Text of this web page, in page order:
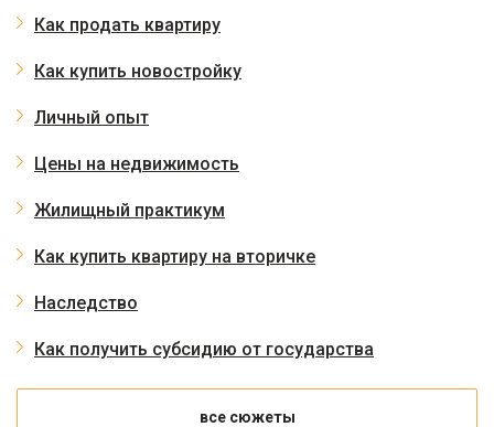
Как продать квартиру
Как купить новостройку
Личный опыт
Цены на недвижимость
Жилищный практикум
Как купить квартиру на вторичке
Наследство
Как получить субсидию от государства
все сюжеты